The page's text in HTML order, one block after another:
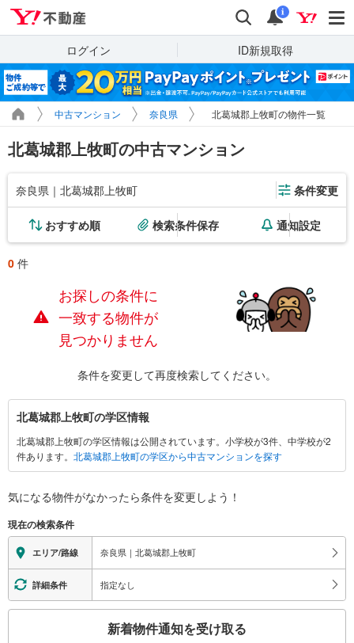
検索 通知
i
ログイン ID新規取得
中古マンション 奈良県 北葛城郡上牧町の物件一覧
北葛城郡上牧町の中古マンション
奈良県｜北葛城郡上牧町 条件変更
おすすめ順 検索条件保存 通知設定
0 件
お探しの条件に
一致する物件が
見つかりません
条件を変更して再度検索してください。
北
葛
城
郡
牧
に
関
す
る
情
北葛城郡上牧町の学区情報
北葛城郡上牧町の学区情報は公開されています。小学校が3件、中学校が2
件あります。 北葛城郡上牧町の学区から中古マンションを探す
気になる物件がなかったら条件を変更しよう！
現在の検索条件
エリア/路線 奈良県｜北葛城郡上牧町
詳細条件 指定なし
新着物件通知を受け取る